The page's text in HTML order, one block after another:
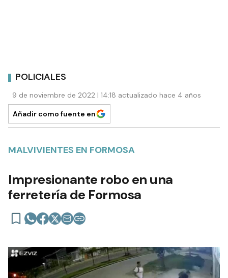
POLICIALES
9 de noviembre de 2022 | 14:18 actualizado hace 4 años
Añadir como fuente en
MALVIVIENTES EN FORMOSA
Impresionante robo en una
ferretería de Formosa